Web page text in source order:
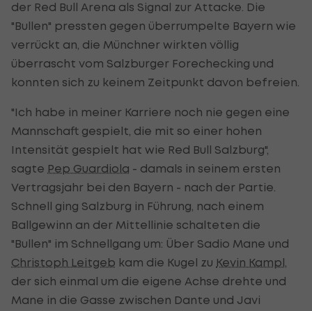
der Red Bull Arena als Signal zur Attacke. Die
"Bullen" pressten gegen überrumpelte Bayern wie
verrückt an, die Münchner wirkten völlig
überrascht vom Salzburger Forechecking und
konnten sich zu keinem Zeitpunkt davon befreien.
"Ich habe in meiner Karriere noch nie gegen eine
Mannschaft gespielt, die mit so einer hohen
Intensität gespielt hat wie Red Bull Salzburg",
sagte Pep Guardiola - damals in seinem ersten
Vertragsjahr bei den Bayern - nach der Partie.
Schnell ging Salzburg in Führung, nach einem
Ballgewinn an der Mittellinie schalteten die
"Bullen" im Schnellgang um: Über Sadio Mane und
Christoph Leitgeb kam die Kugel zu Kevin Kampl
der sich einmal um die eigene Achse drehte und
Mane in die Gasse zwischen Dante und Javi